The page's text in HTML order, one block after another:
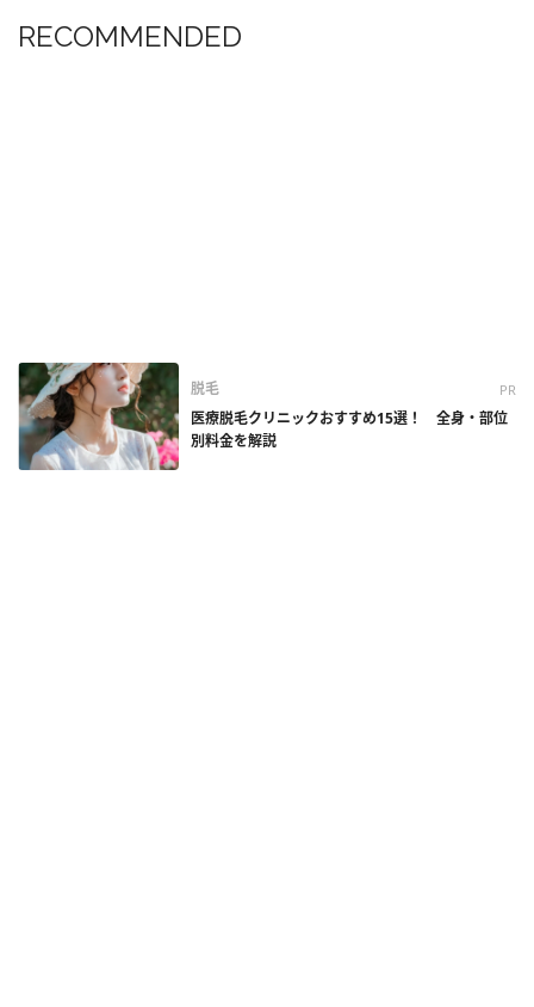
RECOMMENDED
脱毛 PR
医療脱毛クリニックおすすめ15選！ 全身・部位
別料金を解説